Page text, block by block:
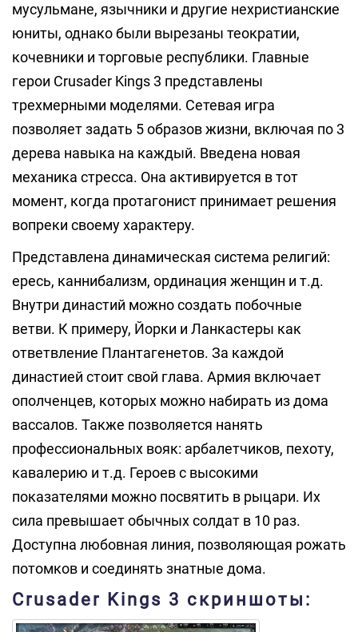
мусульмане, язычники и другие нехристианские
юниты, однако были вырезаны теократии,
кочевники и торговые республики. Главные
герои Crusader Kings 3 представлены
трехмерными моделями. Сетевая игра
позволяет задать 5 образов жизни, включая по 3
дерева навыка на каждый. Введена новая
механика стресса. Она активируется в тот
момент, когда протагонист принимает решения
вопреки своему характеру.
Представлена динамическая система религий:
ересь, каннибализм, ординация женщин и т.д.
Внутри династий можно создать побочные
ветви. К примеру, Йорки и Ланкастеры как
ответвление Плантагенетов. За каждой
династией стоит свой глава. Армия включает
ополченцев, которых можно набирать из дома
вассалов. Также позволяется нанять
профессиональных вояк: арбалетчиков, пехоту,
кавалерию и т.д. Героев с высокими
показателями можно посвятить в рыцари. Их
сила превышает обычных солдат в 10 раз.
Доступна любовная линия, позволяющая рожать
потомков и соединять знатные дома.
Crusader Kings 3 скриншоты: